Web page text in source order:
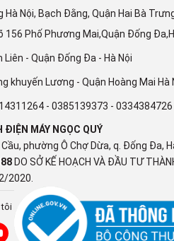
nói:
- tìm kiếm bằng giọng nói tiếng Việt
thoại lên TV:
MR26
các thiết bị trong nhà:
Hà Nội, Bạch Đằng, Quận Hai Bà
156 Phố Phương Mai,Quận Đống
Liên - Quận Đống Đa - Hà Nội
khuyến Lương - Quận Hoàng Mai Hà
- 0385139373 - 0334384726
ĐIỆN MÁY NGỌC QUÝ
phường Ô Chợ Dừa, q. Đống Đa,
DO SỞ KẾ HOẠCH VÀ ĐẦU TƯ
2020.
tôi